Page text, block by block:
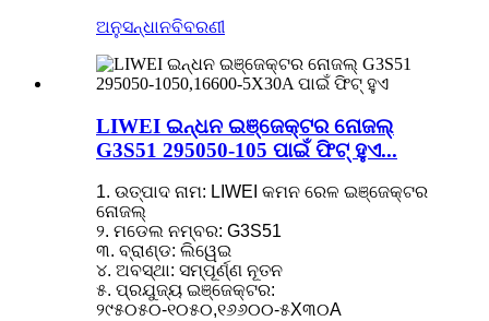
ଅନୁସନ୍ଧାନବିବରଣୀ
LIWEI ଇନ୍ଧନ ଇଞ୍ଜେକ୍ଟର ନୋଜଲ୍
G3S51 295050-105 ପାଇଁ ଫିଟ୍ ହୁଏ...
1. ଉତ୍ପାଦ ନାମ: LIWEI କମନ ରେଳ ଇଞ୍ଜେକ୍ଟର
ନୋଜଲ୍
୨. ମଡେଲ ନମ୍ବର: G3S51
୩. ବ୍ରାଣ୍ଡ: ଲିୱେଇ
୪. ଅବସ୍ଥା: ସମ୍ପୂର୍ଣ୍ଣ ନୂତନ
୫. ପ୍ରଯୁଜ୍ୟ ଇଞ୍ଜେକ୍ଟର:
୨୯୫୦୫୦-୧୦୫୦,୧୬୬୦୦-୫X୩୦A